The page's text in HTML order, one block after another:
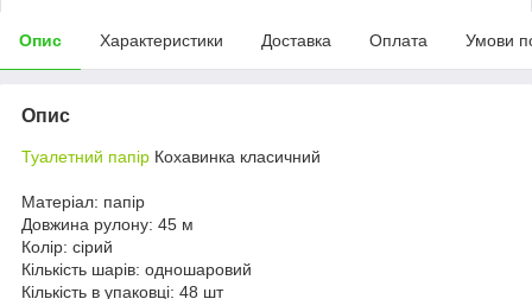
Опис Характеристики Доставка Оплата Умови
Опис
Туалетний папір Кохавинка класичний
Матеріал: папір
Довжина рулону: 45 м
Колір: сірий
Кількість шарів: одношаровий
Кількість в упаковці: 48 шт